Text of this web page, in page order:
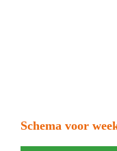
Schema voor